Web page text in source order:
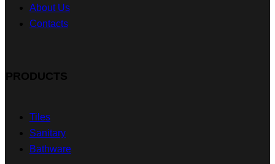
About Us
Contacts
PRODUCTS
Tiles
Sanitary
Bathware